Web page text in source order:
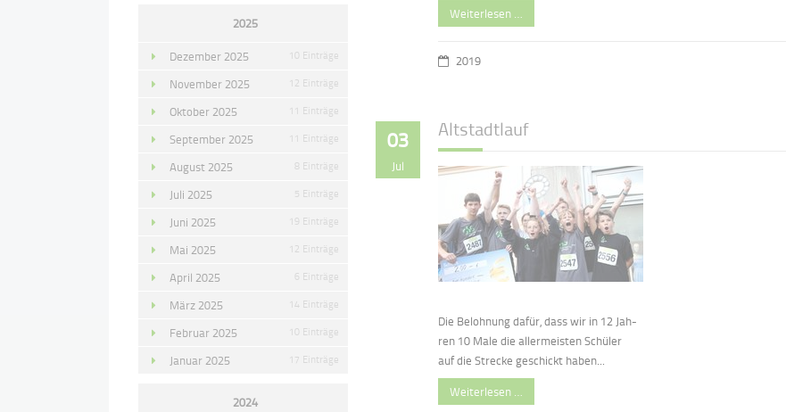
Weiterlesen …
2019
03
Jul
Altstadtlauf
Die Belohnung dafür, dass wir in 12 Jah-
ren 10 Male die allermeisten Schüler
auf die Strecke geschickt haben...
Weiterlesen …
2025
Dezember 2025 10 Einträge
November 2025 12 Einträge
Oktober 2025 11 Einträge
September 2025 11 Einträge
August 2025 8 Einträge
Juli 2025 5 Einträge
Juni 2025 19 Einträge
Mai 2025 12 Einträge
April 2025 6 Einträge
März 2025 14 Einträge
Februar 2025 10 Einträge
Januar 2025 17 Einträge
2024